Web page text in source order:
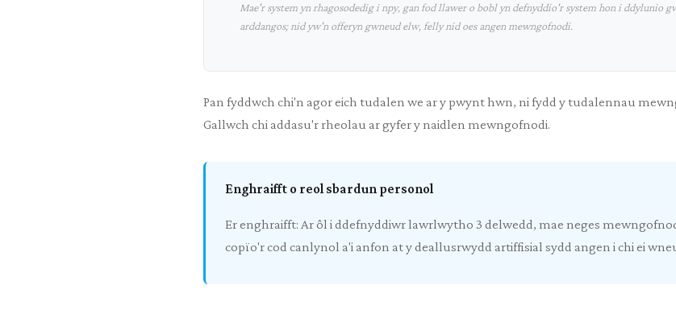
Mae'r system yn rhagosodedig i npy, gan fod llawer o bobl yn defnyddio'r system hon i ddylunio
arddangos; nid yw'n offeryn gwneud elw, felly nid oes angen mewngofnodi.
Pan fyddwch chi'n agor eich tudalen we ar y pwynt hwn, ni fydd y tudalennau
Gallwch chi addasu'r rheolau ar gyfer y naidlen mewngofnodi.
Enghraifft o reol sbardun personol
Er enghraifft: Ar ôl i ddefnyddiwr lawrlwytho 3 delwedd, mae neges
copïo'r cod canlynol a'i anfon at y deallusrwydd artiffisial sydd angen i chi ei